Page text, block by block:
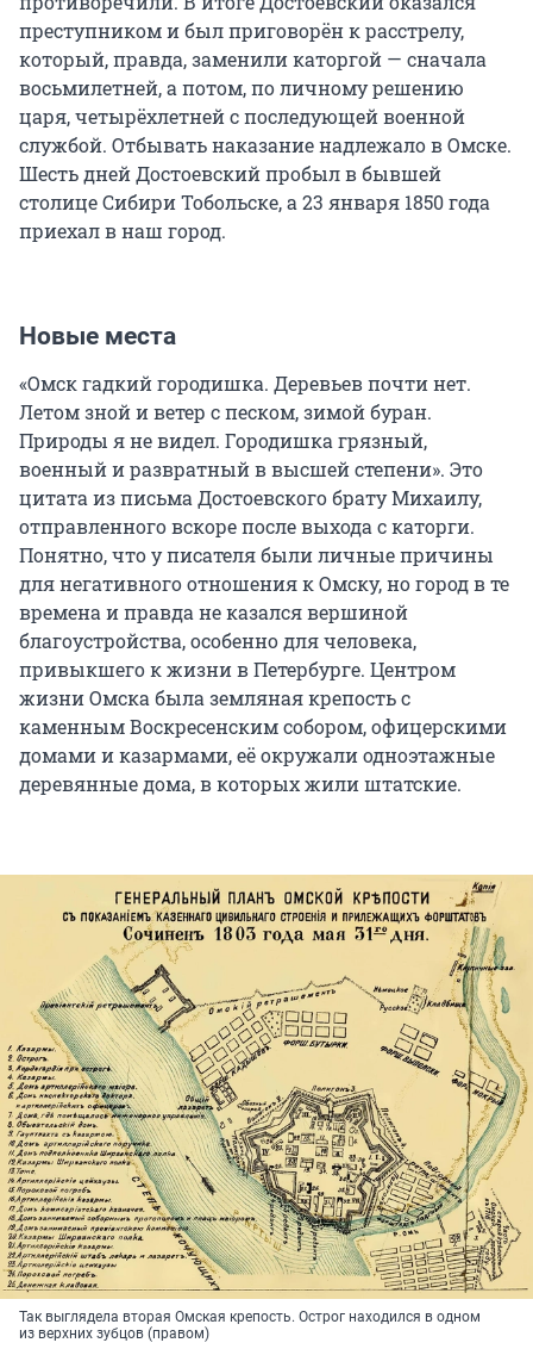
преступником и был приговорён к расстрелу,
который, правда, заменили каторгой — сначала
восьмилетней, а потом, по личному решению
царя, четырёхлетней с последующей военной
службой. Отбывать наказание надлежало в Омске.
Шесть дней Достоевский пробыл в бывшей
столице Сибири Тобольске, а 23 января 1850 года
приехал в наш город.
Новые места
«Омск гадкий городишка. Деревьев почти нет.
Летом зной и ветер с песком, зимой буран.
Природы я не видел. Городишка грязный,
военный и развратный в высшей степени». Это
цитата из письма Достоевского брату Михаилу,
отправленного вскоре после выхода с каторги.
Понятно, что у писателя были личные причины
для негативного отношения к Омску, но город в те
времена и правда не казался вершиной
благоустройства, особенно для человека,
привыкшего к жизни в Петербурге. Центром
жизни Омска была земляная крепость с
каменным Воскресенским собором, офицерскими
домами и казармами, её окружали одноэтажные
деревянные дома, в которых жили штатские.
Так выглядела вторая Омская крепость. Острог находился в одном
из верхних зубцов (правом)